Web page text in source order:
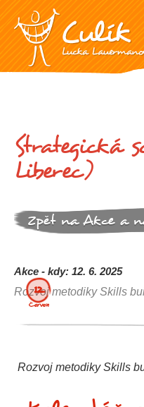
Strategická
Liberec)
Zpět na Akce a
12.
Červen
Akce - kdy: 12. 6. 2025
Rozvoj metodiky Skills
Rozvoj metodiky Skills